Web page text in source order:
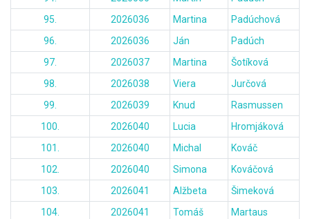
95.
2026036 Martina
Padúchová
96.
2026036 Ján
Padúch
97.
2026037 Martina
Šotíková
98.
2026038 Viera
Jurčová
99.
2026039 Knud
Rasmussen
100.
2026040 Lucia
Hromjáková
101.
2026040 Michal
Kováč
102.
2026040 Simona
Kováčová
103.
2026041 Alžbeta
Šimeková
104.
2026041 Tomáš
Martaus